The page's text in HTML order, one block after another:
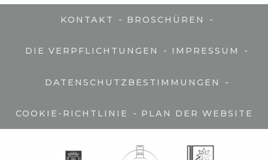
KONTAKT - BROSCHÜREN -
DIE VERPFLICHTUNGEN - IMPRESSUM -
DATENSCHUTZBESTIMMUNGEN -
COOKIE-RICHTLINIE - PLAN DER WEBSITE